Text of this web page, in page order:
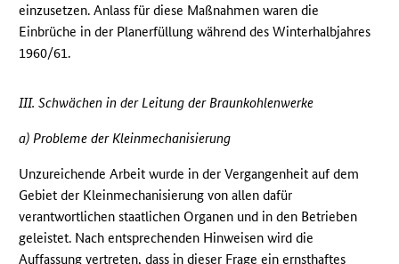
einzusetzen. Anlass für diese Maßnahmen waren die
Einbrüche in der Planerfüllung während des Winterhalbjahres
1960/61.
III. Schwächen in der Leitung der Braunkohlenwerke
a) Probleme der Kleinmechanisierung
Unzureichende Arbeit wurde in der Vergangenheit auf dem
Gebiet der Kleinmechanisierung von allen dafür
verantwortlichen staatlichen Organen und in den Betrieben
geleistet. Nach entsprechenden Hinweisen wird die
Auffassung vertreten, dass in dieser Frage ein ernsthaftes